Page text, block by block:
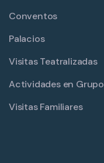
Conventos
Palacios
Visitas Teatralizadas
Actividades en Grupo
Visitas Familiares